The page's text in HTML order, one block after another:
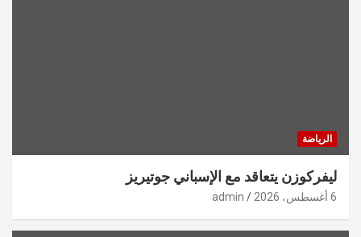
الرياضة
ليفركوزن يتعاقد مع الإسباني جوتيريز
6 أغسطس، 2026 admin